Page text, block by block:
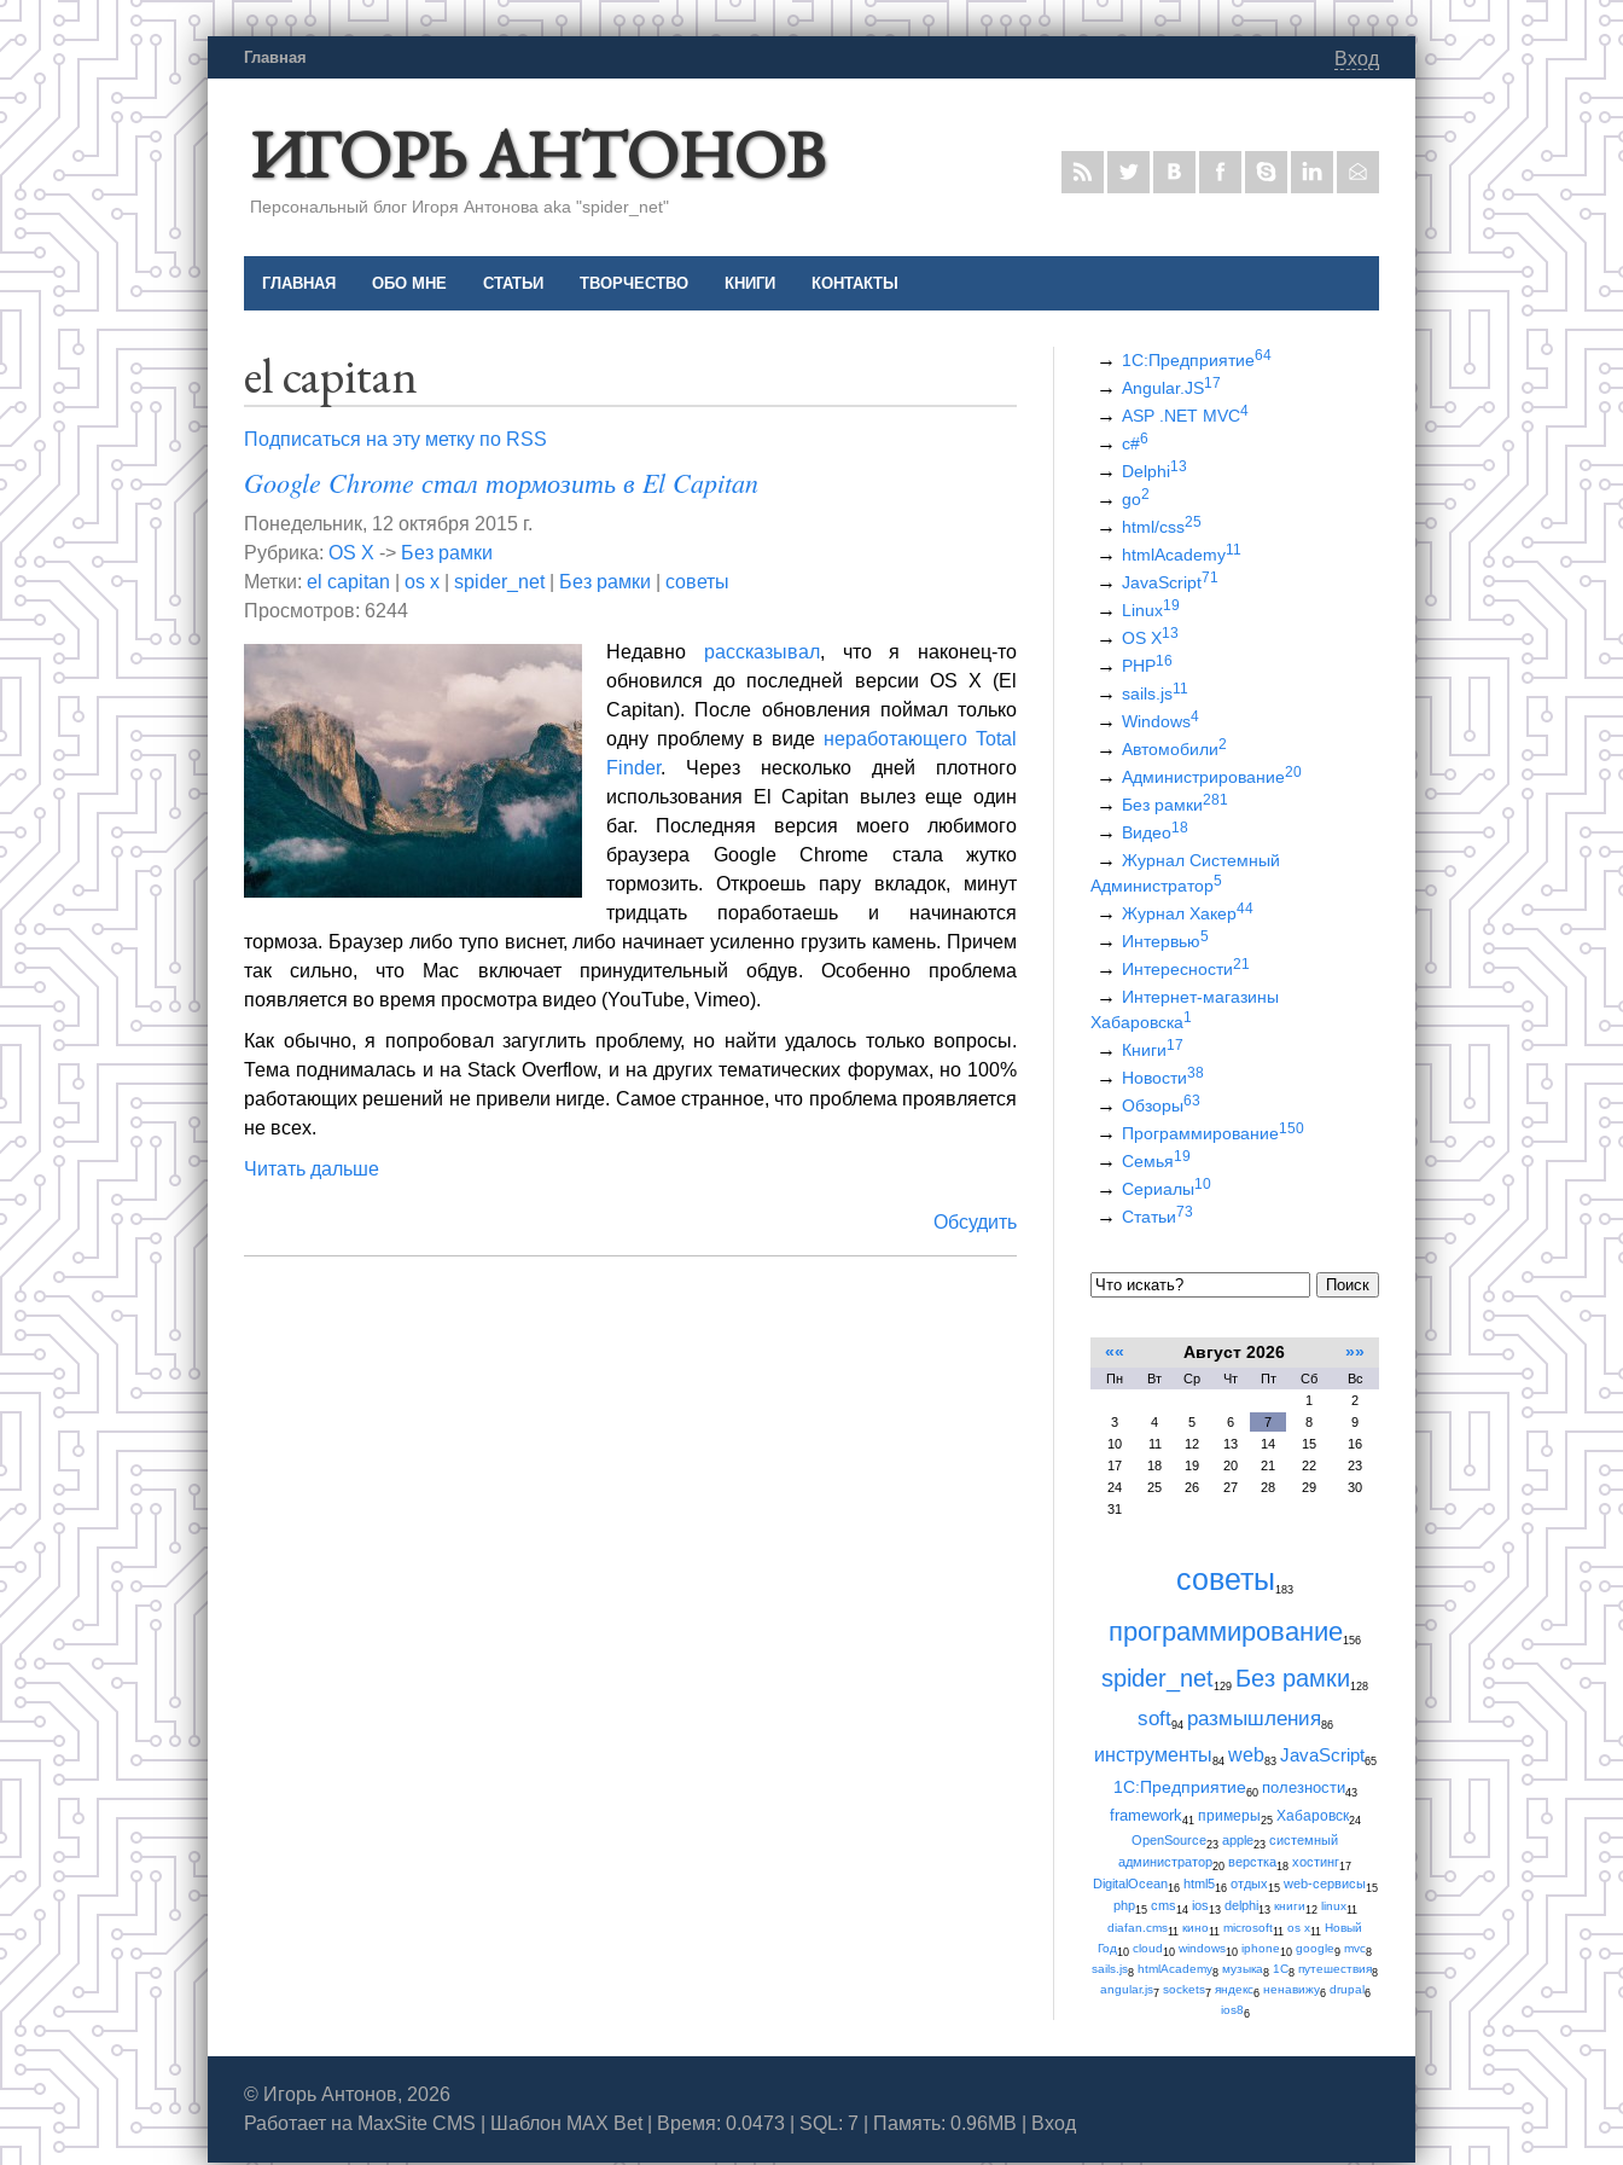
Главная Вход
ИГОРЬ АНТОНОВ
Персональный блог Игоря Антонова aka "spider_net"
ГЛАВНАЯ ОБО МНЕ СТАТЬИ ТВОРЧЕСТВО КНИГИ КОНТАКТЫ
el capitan
Подписаться на эту метку по RSS
Google Chrome стал тормозить в El Capitan
Понедельник, 12 октября 2015 г.
Рубрика: OS X -> Без рамки
Метки: el capitan os x spider_net| Без рамки
советы
Просмотров: 6244
Недавно рассказывал, что я наконец-то
обновился до последней версии OS X (El
Capitan). После обновления поймал только
одну проблему в виде неработающего Total
Finder. Через несколько дней плотного
использования El Capitan вылез еще один
баг. Последняя версия моего любимого
браузера Google Chrome стала жутко
тормозить. Откроешь пару вкладок, минут
тридцать поработаешь и начинаются
тормоза. Браузер либо тупо виснет, либо начинает усиленно грузить камень. Причем
так сильно, что Mac включает принудительный обдув. Особенно проблема
появляется во время просмотра видео (YouTube, Vimeo).
Как обычно, я попробовал загуглить проблему, но найти удалось только вопросы.
Тема поднималась и на Stack Overflow, и на других тематических форумах, но 100%
работающих решений не привели нигде. Самое странное, что проблема проявляется
не всех.
Читать дальше
Обсудить
1С:Предприятие64
Angular.JS17
ASP .NET MVC4
c#6
Delphi13
go2
html/css25
htmlAcademy11
JavaScript71
Linux19
OS X13
PHP16
sails.js11
Windows4
Автомобили2
Администрирование20
Без рамки281
Видео18
Журнал Системный
Администратор5
Журнал Хакер44
Интервью5
Интересности21
Интернет-магазины
Хабаровска1
Книги17
Новости38
Обзоры63
Программирование150
Семья19
Сериалы10
Статьи 73
Поиск
«« Август 2026 »»
Пн Вт Ср Чт Пт Сб
Вс
1
2
3
4 5 6 7 8
9
10
11 12 13 14 15
16
17
18 19 20 21 22
23
24
25 26 27 28 29
30
31
советы183
программирование156
spider_net129 Без рамки128
soft94 размышления86
инструменты84 web83 JavaScript65
1С:Предприятие60 полезности43
framework41 примеры25 Хабаровск24
OpenSource23 apple23 системный
администратор20 верстка18 хостинг17
DigitalOcean16 html516 отдых15 web-сервисы15
php15 cms14 ios13 delphi13 книги12 linux11
diafan.cms11 кино11 microsoft11 os x11 Новый
Год10 cloud10 windows10 iphone10 google9 mvc8
sails.js8 htmlAcademy8 музыка8 1С8 путешествия8
angular.js7 sockets7 яндекс6 ненавижу6 drupal6
ios86
© Игорь Антонов, 2026
Работает на MaxSite CMS Шаблон MAX Bet| Время: 0.0473 | SQL: 7 | Память: 0.96MB Вход